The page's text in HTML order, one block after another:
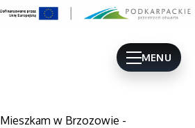
MENU
Mieszkam w Brzozowie -